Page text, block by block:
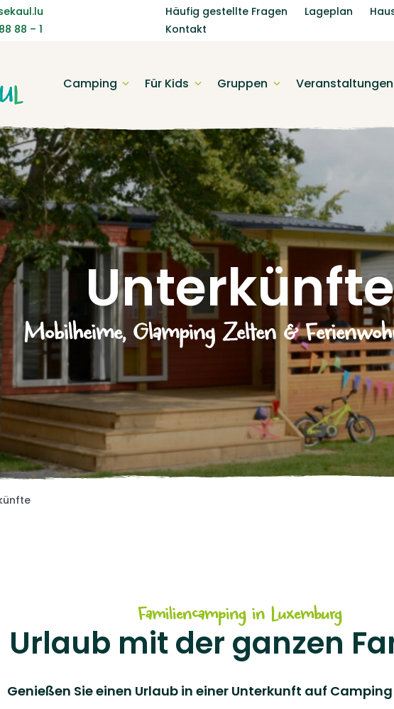
88 – 1
Häufig gestellte Fragen Lageplan
Kontakt
Camping Für Kids Gruppen Veranstaltungen
Unterkünfte
Mobilheime, Glamping Zelten &
Familiencamping in Luxemburg
Urlaub mit der ganzen
Genießen Sie einen Urlaub in einer Unterkunft auf